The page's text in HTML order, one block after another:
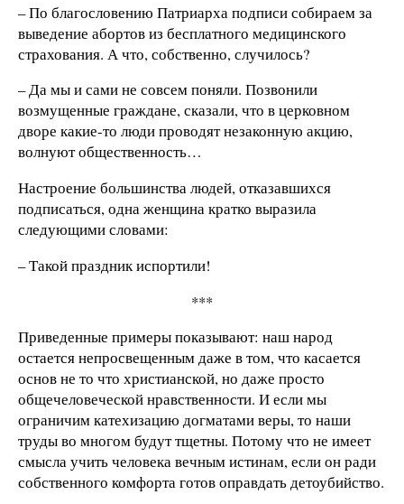
– По благословению Патриарха подписи собираем за
выведение абортов из бесплатного медицинского
страхования. А что, собственно, случилось?
– Да мы и сами не совсем поняли. Позвонили
возмущенные граждане, сказали, что в церковном
дворе какие-то люди проводят незаконную акцию,
волнуют общественность…
Настроение большинства людей, отказавшихся
подписаться, одна женщина кратко выразила
следующими словами:
– Такой праздник испортили!
***
Приведенные примеры показывают: наш народ
остается непросвещенным даже в том, что касается
основ не то что христианской, но даже просто
общечеловеческой нравственности. И если мы
ограничим катехизацию догматами веры, то наши
труды во многом будут тщетны. Потому что не имеет
смысла учить человека вечным истинам, если он ради
собственного комфорта готов оправдать детоубийство.